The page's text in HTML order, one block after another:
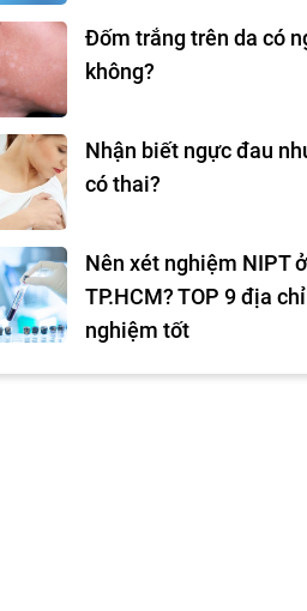
Đốm trắng trên da có
không?
Nhận biết ngực đau
có thai?
Nên xét nghiệm NIPT
TP.HCM? TOP 9 địa
nghiệm tốt